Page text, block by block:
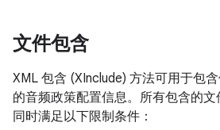
文件包含
XML 包含 (XInclude) 方法可用于包
的音频政策配置信息。所有包含的文
同时满足以下限制条件：